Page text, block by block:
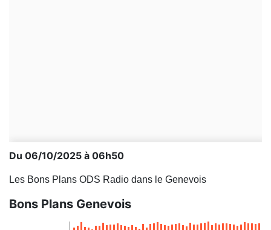
Du 06/10/2025 à 06h50
Les Bons Plans ODS Radio dans le Genevois
Bons Plans Genevois